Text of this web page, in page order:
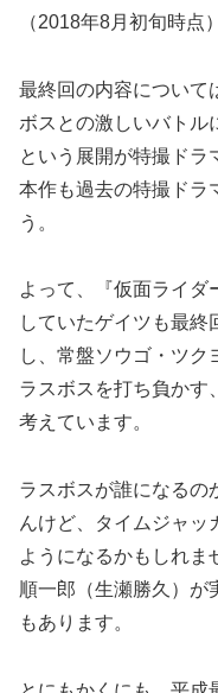
（2018年8月初旬時点）
最終回の内容について
ボスとの激しいバトル
という展開が特撮ドラ
本作も過去の特撮ドラ
う。
よって、『仮面ライダ
していたゲイツも最終
し、常盤ソウゴ・ツク
ラスボスを打ち負かす
考えています。
ラスボスが誰になるの
んけど、タイムジャッ
ようになるかもしれま
順一郎（生瀬勝久）が
もあります。